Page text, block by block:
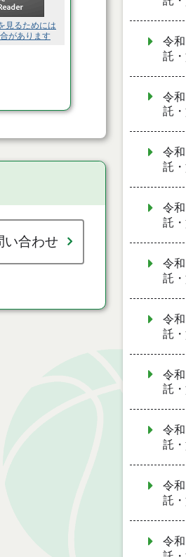
見るためには
があります
い合わせ
令
託
令
託
令
託
令
託
令
託
令
託
令
託
令
託
令
託
令